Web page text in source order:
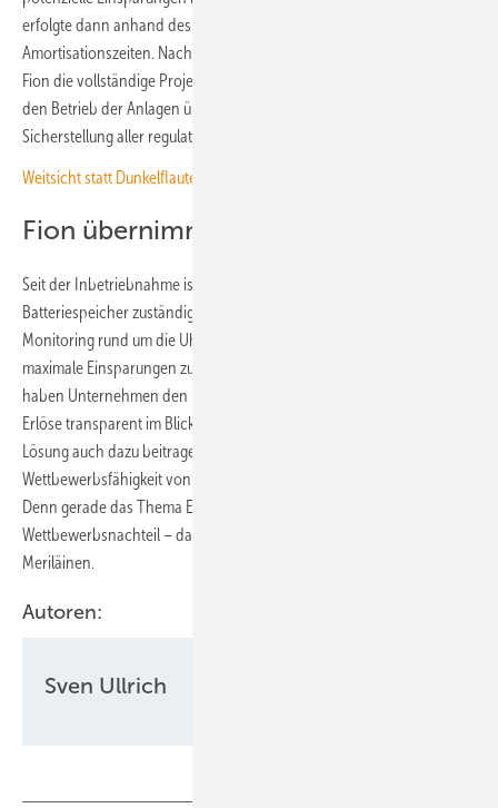
erfolgte dann anhand des Investitionsvolumens und der
Amortisationszeiten. Nach Analyse und technischer Überprüfung hat
Fion die vollständige Projektleitung für die Technik, Regulierung und
den Betrieb der Anlagen übernommen, einschließlich der
Sicherstellung aller regulatorischen Anforderungen.
Weitsicht statt Dunkelflaute
Fion übernimmt die Betriebsführung
Seit der Inbetriebnahme ist Fion für die intelligente Steuerung der
Batteriespeicher zuständig. Das umfasst auch die Wartung und ein
Monitoring rund um die Uhr, um jederzeit einen sicheren Betrieb und
maximale Einsparungen zu gewährleisten. Dank Echtzeitreporting
haben Unternehmen den Batteriebetrieb, die Einsparungen und
Erlöse transparent im Blick. „Wir freuen uns, dass wir mit unserer
Lösung auch dazu beitragen, die Wirtschaftlichkeit und
Wettbewerbsfähigkeit von deutschen Unternehmen zu optimieren.
Denn gerade das Thema Energiekosten ist für viele ein
Wettbewerbsnachteil – das wollen wir ändern“, betont Johannes
Meriläinen.
Autoren:
Sven Ullrich